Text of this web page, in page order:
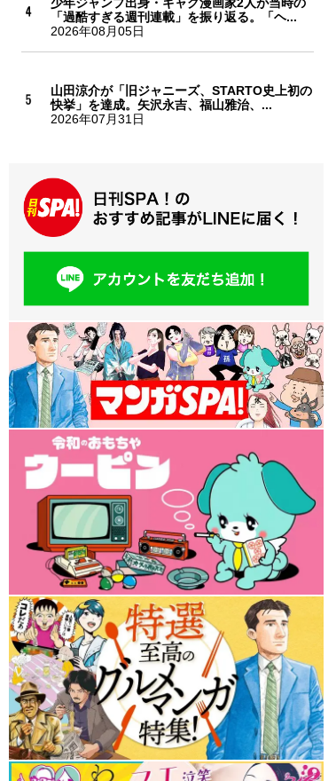
「過酷すぎる週刊連載」を振り返る。「ヘ...
2026年08月05日
山田涼介が「旧ジャニーズ、STARTO史上初の
快挙」を達成。矢沢永吉、福山雅治、...
2026年07月31日